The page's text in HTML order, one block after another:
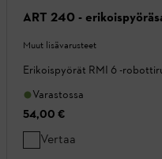
ART 240 -
Muut lisävarusteet
Erikoispyörät RMI 6 -
Varastossa
54,00 €
Vertaa